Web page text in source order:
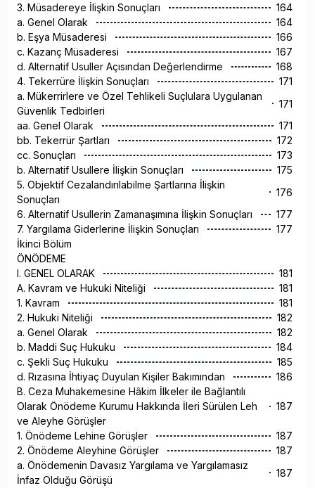
3. Müsadereye İlişkin Sonuçları
164
a. Genel Olarak
164
b. Eşya Müsaderesi
166
c. Kazanç Müsaderesi
167
d. Alternatif Usuller Açısından Değerlendirme
168
4. Tekerrüre İlişkin Sonuçları
171
a. Mükerrirlere ve Özel Tehlikeli Suçlulara Uygulanan
Güvenlik Tedbirleri
171
aa. Genel Olarak
171
bb. Tekerrür Şartları
172
cc. Sonuçları
173
b. Alternatif Usullere İlişkin Sonuçları
175
5. Objektif Cezalandırılabilme Şartlarına İlişkin
Sonuçları
176
6. Alternatif Usullerin Zamanaşımına İlişkin Sonuçları
177
7. Yargılama Giderlerine İlişkin Sonuçları
177
İkinci Bölüm
ÖNÖDEME
I. GENEL OLARAK
181
A. Kavram ve Hukuki Niteliği
181
1. Kavram
181
2. Hukuki Niteliği
182
a. Genel Olarak
182
b. Maddi Suç Hukuku
184
c. Şekli Suç Hukuku
185
d. Rızasına İhtiyaç Duyulan Kişiler Bakımından
186
B. Ceza Muhakemesine Hâkim İlkeler ile Bağlantılı
Olarak Önödeme Kurumu Hakkında İleri Sürülen Leh
ve Aleyhe Görüşler
187
1. Önödeme Lehine Görüşler
187
2. Önödeme Aleyhine Görüşler
187
a. Önödemenin Davasız Yargılama ve Yargılamasız
İnfaz Olduğu Görüşü
187